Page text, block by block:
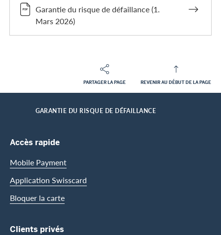
Garantie du risque de défaillance (1.
Mars 2026)
PARTAGER LA PAGE REVENIR AU DÉBUT DE LA PAGE
Footer
GARANTIE DU RISQUE DE DÉFAILLANCE
Footer Navigation
Accès rapide
Mobile Payment
Application Swisscard
Bloquer la carte
Clients privés